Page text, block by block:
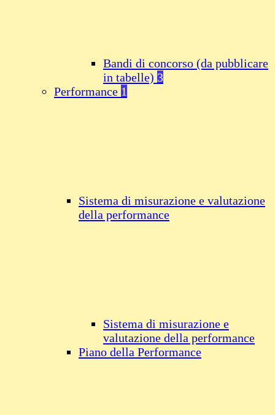
Bandi di concorso (da pubblicare
in tabelle) 3
Performance 1
Sistema di misurazione e valutazione
della performance
Sistema di misurazione e
valutazione della performance
Piano della Performance